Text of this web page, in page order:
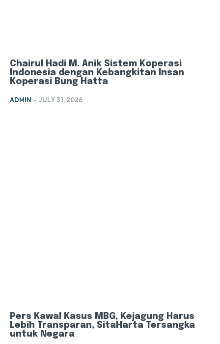
Chairul Hadi M. Anik Sistem Koperasi
Indonesia dengan Kebangkitan Insan
Koperasi Bung Hatta
ADMIN - JULY 31, 2026
Pers Kawal Kasus MBG, Kejagung Harus
Lebih Transparan, SitaHarta Tersangka
untuk Negara